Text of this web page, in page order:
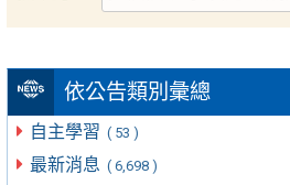
依公告類別彙總
自主學習 ( 53 )
最新消息 ( 6,698 )